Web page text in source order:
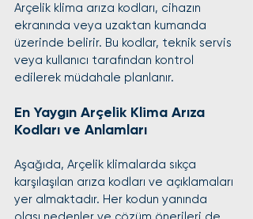
Arçelik klima arıza kodları, cihazın
ekranında veya uzaktan kumanda
üzerinde belirir. Bu kodlar, teknik servis
veya kullanıcı tarafından kontrol
edilerek müdahale planlanır.
En Yaygın Arçelik Klima Arıza
Kodları ve Anlamları
Aşağıda, Arçelik klimalarda sıkça
karşılaşılan arıza kodları ve açıklamaları
yer almaktadır. Her kodun yanında